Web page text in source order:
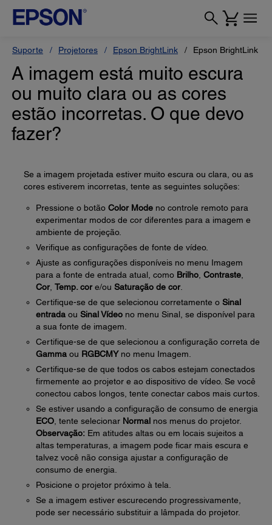
Suporte Projetores Epson BrightLink Epson BrightLink
A imagem está muito escura
ou muito clara ou as cores
estão incorretas. O que devo
fazer?
Se a imagem projetada estiver muito escura ou clara, ou as
cores estiverem incorretas, tente as seguintes soluções:
Pressione o botão Color Mode no controle remoto para
experimentar modos de cor diferentes para a imagem e
ambiente de projeção.
Verifique as configurações de fonte de vídeo.
Ajuste as configurações disponíveis no menu Imagem
para a fonte de entrada atual, como Brilho Contraste
Cor, Temp. core/ou Saturação de cor.
Certifique-se de que selecionou corretamente o Sinal
entrada ou Sinal Vídeo no menu Sinal, se disponível para
a sua fonte de imagem.
Certifique-se de que selecionou a configuração correta de
Gamma ou RGBCMYno menu Imagem.
Certifique-se de que todos os cabos estejam conectados
firmemente ao projetor e ao dispositivo de vídeo. Se você
conectou cabos longos, tente conectar cabos mais curtos.
Se estiver usando a configuração de consumo de energia
ECO , tente selecionar Normal nos menus do projetor.
Observação: Em atitudes altas ou em locais sujeitos a
altas temperaturas, a imagem pode ficar mais escura e
talvez você não consiga ajustar a configuração de
consumo de energia.
Posicione o projetor próximo à tela.
Se a imagem estiver escurecendo progressivamente,
pode ser necessário substituir a lâmpada do projetor.